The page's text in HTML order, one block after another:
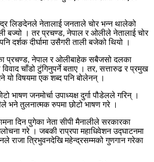
लिङदेनले नेतालाई जनताले चोर भन्न थालेको
बज्यो । तर प्रचण्ड, नेपाल र ओलीले नेतालाई चोर
दर्शक दीर्घामा उसैगरी ताली बजेको थियो ।
प्रचण्ड, नेपाल र ओलीबाहेक सबैजसो दलका
चाँडो टुंगिनुपर्ने बताए । तर, सत्तारुढ र प्रमुख
यो विषयमा एक शब्द पनि बोलेनन् ।
भाषण जनमोर्चा उपाध्यक्ष दुर्गा पौडेलले गरिन् ।
भने तुलनात्मक रुपमा छोटो भाषण गरे ।
दिन पुगेका नेता सीपी मैनालीले सरकारका
गरे । जबकी राप्रपा महाधिवेशन उद्घाटनमा
राजा त्रिभुवनदेखि महेन्द्रसम्मको गुणगान गरेका